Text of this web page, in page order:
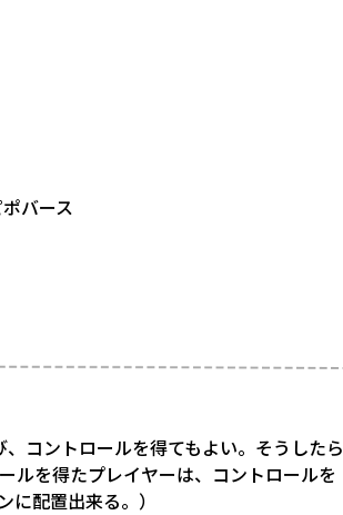
バース
コントロールを得てもよい。そうしたら
ルを得たプレイヤーは、コントロールを
配置出来る。）